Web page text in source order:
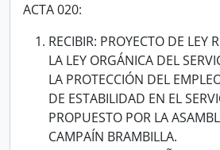
ACTA 020:
RECIBIR: PROYECTO DE LEY
LA LEY ORGÁNICA DEL
LA PROTECCIÓN DEL
DE ESTABILIDAD EN EL
PROPUESTO POR LA
CAMPAÍN BRAMBILLA.